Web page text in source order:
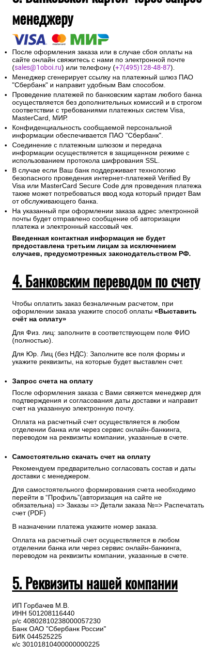
менеджеру
После оформления заказа или в случае сбоя оплаты на
сайте онлайн свяжитесь с нами по электронной почте
(sales@1oboi.ru) или телефону (+7(495)128-48-87).
Менеджер сгенерирует ссылку на платежный шлюз ПАО
"Сбербанк" и направит удобным Вам способом.
Проведение платежей по банковским картам любого банка
осуществляется без дополнительных комиссий и в строгом
соответствии с требованиями платежных систем Visa,
MasterCard, МИР.
Конфиденциальность сообщаемой персональной
информации обеспечивается ПАО "Сбербанк".
Соединение с платежным шлюзом и передача
информации осуществляется в защищенном режиме с
использованием протокола шифрования SSL.
В случае если Ваш банк поддерживает технологию
безопасного проведения интернет-платежей Verified By
Visa или MasterCard Secure Code для проведения платежа
также может потребоваться ввод кода который придет Вам
от обслуживающего банка.
На указанный при оформлении заказа адрес электронной
почты будет отправлено сообщение об авторизации
платежа и электронный кассовый чек.
Введенная контактная информация не будет
предоставлена третьим лицам за исключением
случаев, предусмотренных законодательством РФ.
4. Банковским переводом по счету
Чтобы оплатить заказ безналичным расчетом, при
оформлении заказа укажите способ оплаты «Выставить
счёт на оплату»
Для Физ. лиц: заполните в соответствующем поле ФИО
(полностью).
Для Юр. Лиц (без НДС): Заполните все поля формы и
укажите реквизиты, на которые будет выставлен счет.
Запрос счета на оплату
После оформления заказа с Вами свяжется менеджер для
подтверждения и согласования даты доставки и направит
счет на указанную электронную почту.
Оплата на расчетный счет осуществляется в любом
отделении банка или через сервис онлайн-банкинга,
переводом на реквизиты компании, указанные в счете.
Самостоятельно скачать счет на оплату
Рекомендуем предварительно согласовать состав и даты
доставки с менеджером.
Для самостоятельного формирования счета необходимо
перейти в “Профиль”(авторизация на сайте не
обязательна) => Заказы => Детали заказа №=> Распечатать
счет (PDF)
В назначении платежа укажите номер заказа.
Оплата на расчетный счет осуществляется в любом
отделении банка или через сервис онлайн-банкинга,
переводом на реквизиты компании, указанные в счете.
5. Реквизиты нашей компании
ИП Горбачев М.В.
ИНН 501208116440
р/с 40802810238000057230
Банк ОАО "Сбербанк России"
БИК 044525225
к/с 30101810400000000225